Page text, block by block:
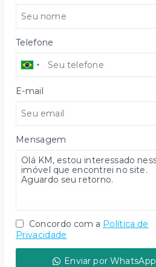
Telefone
E-mail
Mensagem
Concordo com a Política de
Privacidade
Enviar por WhatsApp